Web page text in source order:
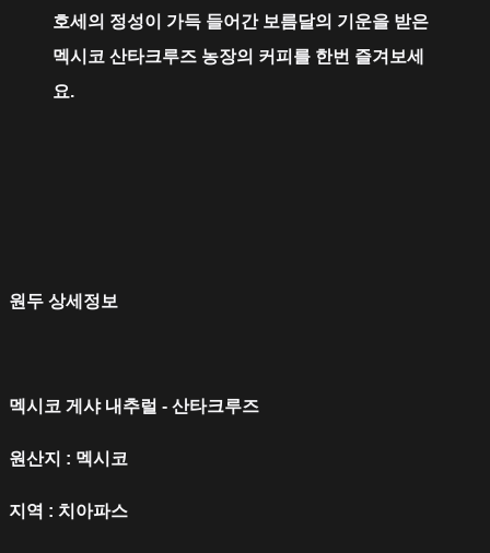
호세의 정성이 가득 들어간 보름달의 기운을 받은
멕시코 산타크루즈 농장의 커피를 한번 즐겨보세
요.
원두 상세정보
멕시코 게샤 내추럴 - 산타크루즈
원산지 : 멕시코
지역 : 치아파스